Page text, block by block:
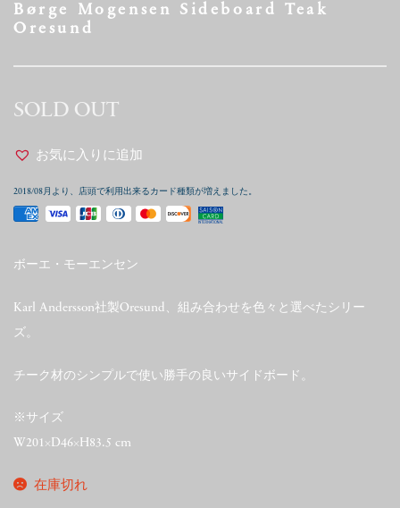
Børge Mogensen Sideboard Teak
Oresund
SOLD OUT
お気に入りに追加
2018/08月より、店頭で利用出来るカード種類が増えました。
ボーエ・モーエンセン
Karl Andersson社製Oresund、組み合わせを色々と選べたシリー
ズ。
チーク材のシンプルで使い勝手の良いサイドボード。
※サイズ
W201×D46×H83.5 cm
在庫切れ